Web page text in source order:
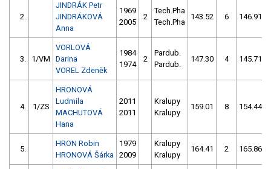
2.
JINDRÁK Petr
JINDRÁKOVÁ
Anna
1969
2005
2
Tech.Pha
Tech.Pha
143.52 6 146.91
3. 1/VM
VORLOVÁ
Darina
VOREL Zdeněk
1984
1974
2
Pardub.
Pardub.
147.30 4 145.71
4. 1/ZS
HRONOVÁ
Ludmila
MACHUTOVÁ
Hana
2011
2011
Kralupy
Kralupy
159.01 8 154.44
5.
HRON Robin
HRONOVÁ Šárka
1979
2009
Kralupy
Kralupy
164.41 2 165.86